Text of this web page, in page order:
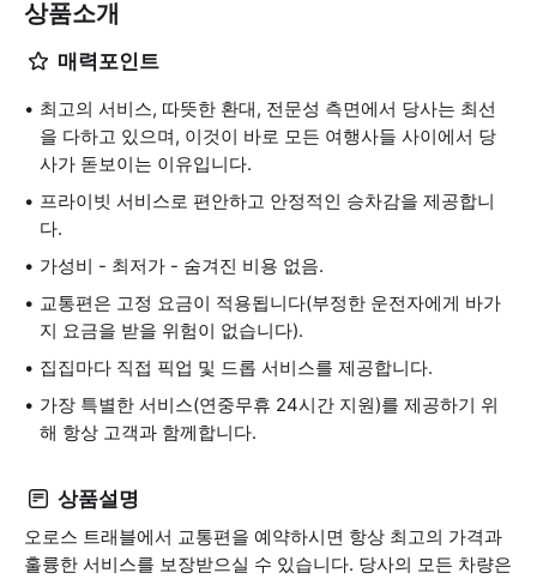
상품소개
매력포인트
최고의 서비스, 따뜻한 환대, 전문성 측면에서 당사는 최선
을 다하고 있으며, 이것이 바로 모든 여행사들 사이에서 당
사가 돋보이는 이유입니다.
프라이빗 서비스로 편안하고 안정적인 승차감을 제공합니
다.
가성비 - 최저가 - 숨겨진 비용 없음.
교통편은 고정 요금이 적용됩니다(부정한 운전자에게 바가
지 요금을 받을 위험이 없습니다).
집집마다 직접 픽업 및 드롭 서비스를 제공합니다.
가장 특별한 서비스(연중무휴 24시간 지원)를 제공하기 위
해 항상 고객과 함께합니다.
상품설명
오로스 트래블에서 교통편을 예약하시면 항상 최고의 가격과
훌륭한 서비스를 보장받으실 수 있습니다. 당사의 모든 차량은